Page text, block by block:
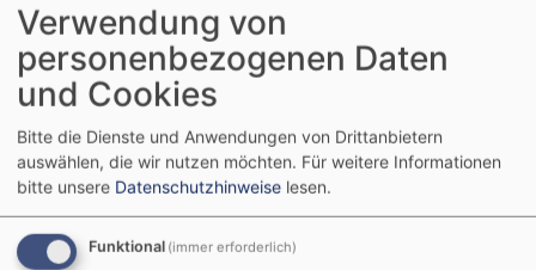
Hauptnavigation
Startseite Über Uns Kontoverbindung
Kontoverbindung
Verwendung von
personenbezogenen Daten
und Cookies
Bitte die Dienste und Anwendungen von Drittanbietern
auswählen, die wir nutzen möchten. Für weitere Informationen
bitte unsere Datenschutzhinweise lesen.
Funktional (immer erforderlich)